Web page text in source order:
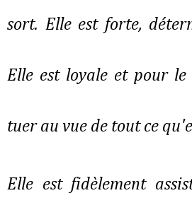
sort. Elle est forte,
Elle est loyale et pour
tuer au vue de tout ce
Elle est fidèlement